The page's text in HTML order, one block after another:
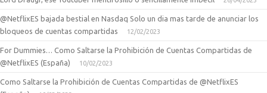
@NetflixES bajada bestial en Nasdaq Solo un dia mas tarde de anunciar los
bloqueos de cuentas compartidas
12/02/2023
For Dummies… Como Saltarse la Prohibición de Cuentas Compartidas de
@NetflixES (España)
10/02/2023
Como Saltarse la Prohibición de Cuentas Compartidas de @NetflixES